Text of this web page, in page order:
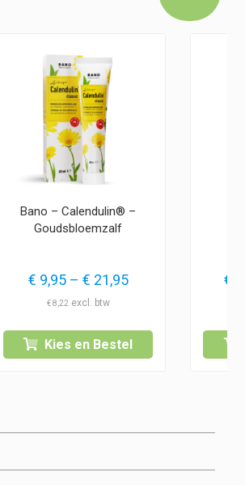
Bano – Calendulin® –
Goudsbloemzalf
€ 9,95 – € 21,95Prijsklasse:
€ 21,95
€8,22
Kies en Bestel
€